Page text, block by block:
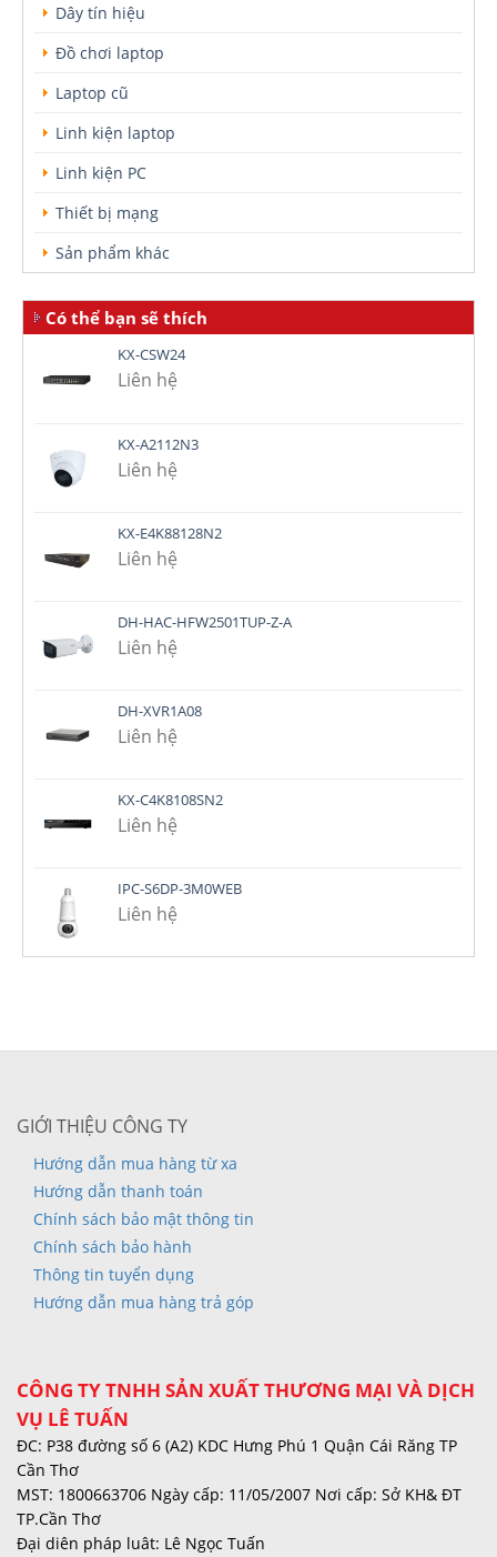
Dây tín hiệu
Đồ chơi laptop
Laptop cũ
Linh kiện laptop
Linh kiện PC
Thiết bị mạng
Sản phẩm khác
Có thể bạn sẽ thích
KX-CSW24
Liên hệ
KX-A2112N3
Liên hệ
KX-E4K88128N2
Liên hệ
DH-HAC-HFW2501TUP-Z-A
Liên hệ
DH-XVR1A08
Liên hệ
KX-C4K8108SN2
Liên hệ
IPC-S6DP-3M0WEB
Liên hệ
GIỚI THIỆU CÔNG TY
Hướng dẫn mua hàng từ xa
Hướng dẫn thanh toán
Chính sách bảo mật thông tin
Chính sách bảo hành
Thông tin tuyển dụng
Hướng dẫn mua hàng trả góp
CÔNG TY TNHH SẢN XUẤT THƯƠNG MẠI VÀ DỊCH
VỤ LÊ TUẤN
ĐC: P38 đường số 6 (A2) KDC Hưng Phú 1 Quận Cái Răng TP
Cần Thơ
MST: 1800663706 Ngày cấp: 11/05/2007 Nơi cấp: Sở KH& ĐT
TP.Cần Thơ
Đại diên pháp luât: Lê Ngọc Tuấn